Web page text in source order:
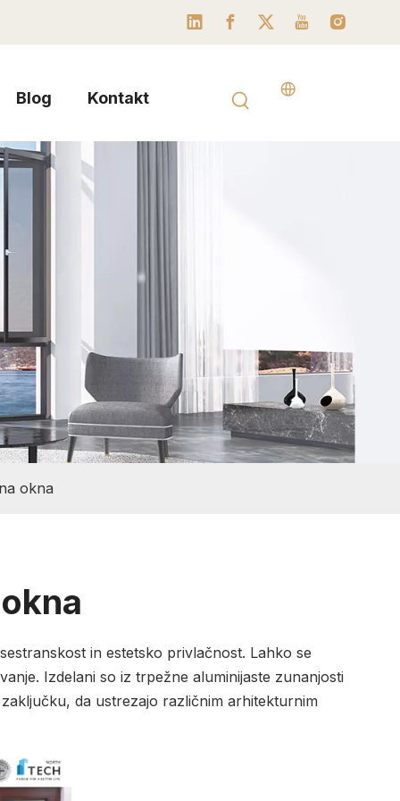
Blog Kontakt
okna
in estetsko privlačnost. Lahko se
Izdelani so iz trpežne aluminijaste zunanjosti
da ustrezajo različnim arhitekturnim